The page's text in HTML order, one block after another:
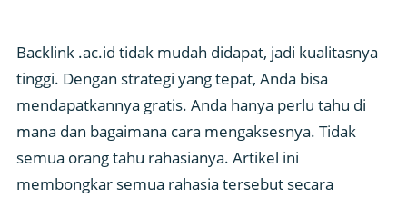
Backlink .ac.id tidak mudah didapat, jadi kualitasnya
tinggi. Dengan strategi yang tepat, Anda bisa
mendapatkannya gratis. Anda hanya perlu tahu di
mana dan bagaimana cara mengaksesnya. Tidak
semua orang tahu rahasianya. Artikel ini
membongkar semua rahasia tersebut secara